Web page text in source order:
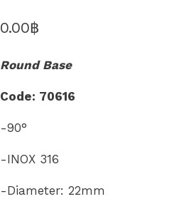
0.00฿
Round Base
Code: 70616
-90°
-INOX 316
-Diameter: 22mm